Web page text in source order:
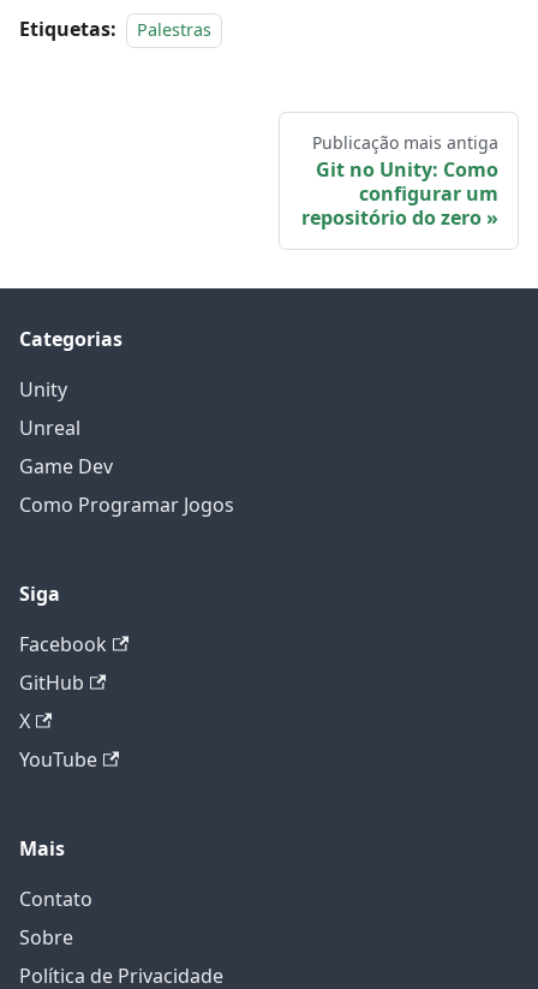
Etiquetas: Palestras
Publicação mais antiga
Git no Unity: Como
configurar um
repositório do zero
Categorias
Unity
Unreal
Game Dev
Como Programar Jogos
Siga
Facebook
GitHub
X
YouTube
Mais
Contato
Sobre
Política de Privacidade